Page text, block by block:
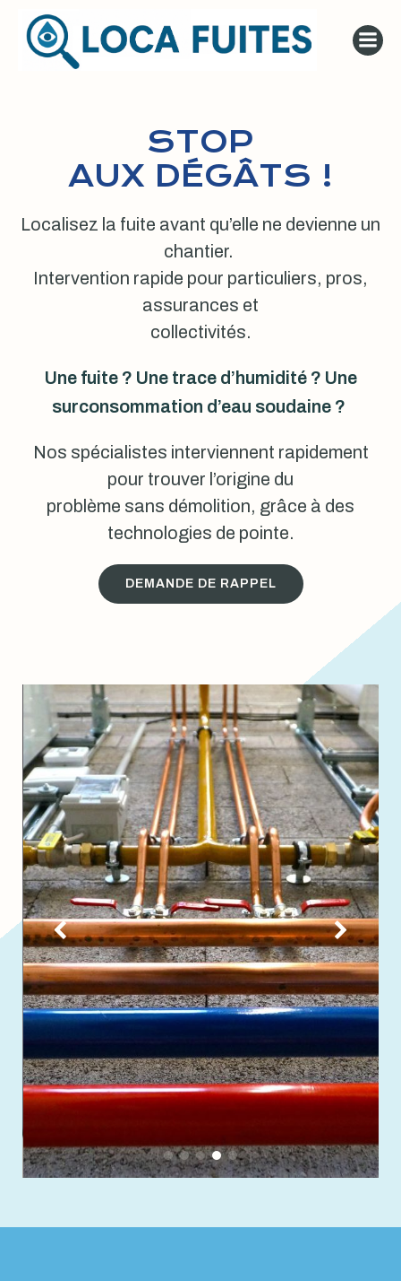
au
contenu
STOP
AUX DÉGÂTS !
Localisez la fuite avant qu’elle ne devienne un
chantier.
Intervention rapide pour particuliers, pros,
assurances et
collectivités.
Une fuite ? Une trace d’humidité ? Une
surconsommation d’eau soudaine ?
Nos spécialistes interviennent rapidement
pour trouver l’origine du
problème sans démolition, grâce à des
technologies de pointe.
DEMANDE DE RAPPEL